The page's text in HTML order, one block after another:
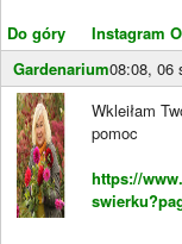
Do góry
Instagram
Gardenarium08:08, 06
Wkleiłam
pomoc
https://